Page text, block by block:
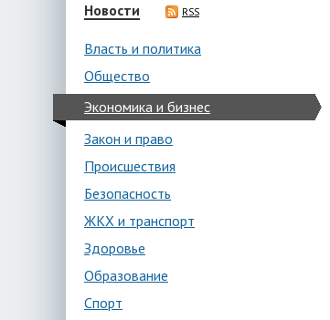
Новости RSS
Власть и политика
Общество
Экономика и бизнес
Закон и право
Происшествия
Безопасность
ЖКХ и транспорт
Здоровье
Образование
Спорт